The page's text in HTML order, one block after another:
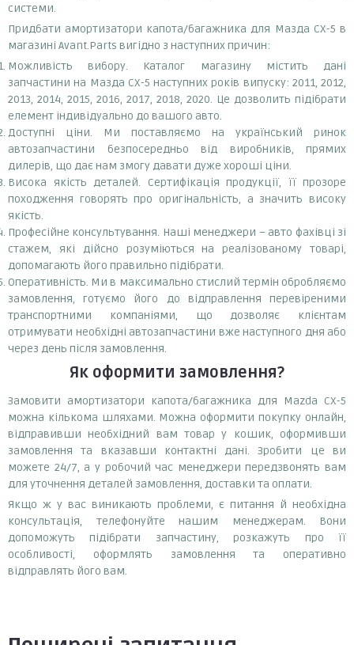
системи.
Придбати амортизатори капота/багажника для Мазда СХ-5 в
магазині Avant.Parts вигідно з наступних причин:
Можливість вибору. Каталог магазину містить дані
запчастини на Мазда СХ-5 наступних років випуску: 2011, 2012,
2013, 2014, 2015, 2016, 2017, 2018, 2020. Це дозволить підібрати
елемент індивідуально до вашого авто.
Доступні ціни. Ми поставляємо на український ринок
автозапчастини безпосередньо від виробників, прямих
дилерів, що дає нам змогу давати дуже хороші ціни.
Висока якість деталей. Сертифікація продукції, її прозоре
походження говорять про оригінальність, а значить високу
якість.
Професійне консультування. Наші менеджери – авто фахівці зі
стажем, які дійсно розуміються на реалізованому товарі,
допомагають його правильно підібрати.
Оперативність. Ми в максимально стислий термін обробляємо
замовлення, готуємо його до відправлення перевіреними
транспортними компаніями, що дозволяє клієнтам
отримувати необхідні автозапчастини вже наступного дня або
через день після замовлення.
Як оформити замовлення?
Замовити амортизатори капота/багажника для Mazda CX-5
можна кількома шляхами. Можна оформити покупку онлайн,
відправивши необхідний вам товар у кошик, оформивши
замовлення та вказавши контактні дані. Зробити це ви
можете 24/7, а у робочий час менеджери передзвонять вам
для уточнення деталей замовлення, доставки та оплати.
Якщо ж у вас виникають проблеми, є питання й необхідна
консультація, телефонуйте нашим менеджерам. Вони
допоможуть підібрати запчастину, розкажуть про її
особливості, оформлять замовлення та оперативно
відправлять його вам.